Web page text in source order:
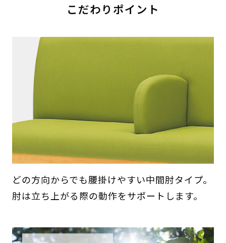
こだわりポイント
どの方向からでも腰掛けやすい中間肘タイプ。
肘は立ち上がる際の動作をサポートします。